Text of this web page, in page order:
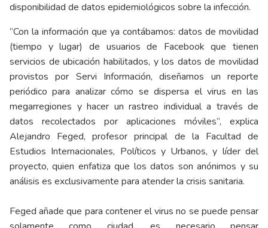
disponibilidad de datos epidemiológicos sobre la infección.
“Con la información que ya contábamos: datos de movilidad
(tiempo y lugar) de usuarios de Facebook que tienen
servicios de ubicación habilitados, y los datos de movilidad
provistos por Servi Información, diseñamos un reporte
periódico para analizar cómo se dispersa el virus en las
megarregiones y hacer un rastreo individual a través de
datos recolectados por aplicaciones móviles”, explica
Alejandro Feged, profesor principal de la Facultad de
Estudios Internacionales, Políticos y Urbanos, y líder del
proyecto, quien enfatiza que los datos son anónimos y su
análisis es exclusivamente para atender la crisis sanitaria.
Feged añade que para contener el virus no se puede pensar